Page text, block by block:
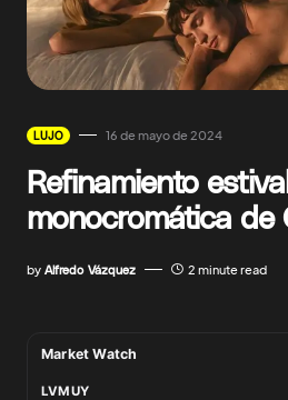
LUJO 16 de mayo de 2024
Refinamiento
monocromática de
by Alfredo Vázquez 2 minute read
Market Watch
LVMUY